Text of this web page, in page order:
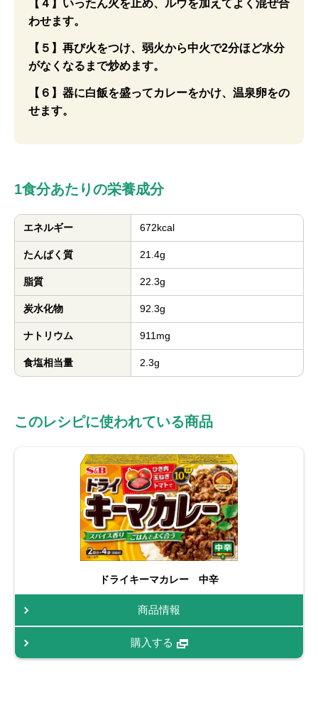
【４】いったん火を止め、ルウを加えてよく混ぜ合
わせます。
【５】再び火をつけ、弱火から中火で2分ほど水分
がなくなるまで炒めます。
【６】器に白飯を盛ってカレーをかけ、温泉卵をの
せます。
1食分あたりの栄養成分
エネルギー 672kcal
たんぱく質 21.4g
脂質 22.3g
炭水化物 92.3g
ナトリウム 911mg
食塩相当量 2.3g
このレシピに使われている商品
ドライキーマカレー 中辛
商品情報
購入する